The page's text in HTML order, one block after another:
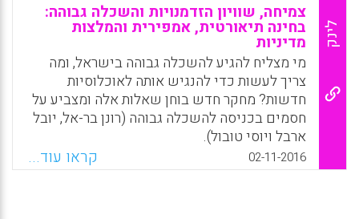
לינק
צמיחה, שוויון הזדמנויות והשכלה גבוהה:
בחינה תיאורטית, אמפירית והמלצות
מדיניות
מי מצליח להגיע להשכלה גבוהה בישראל, ומה
צריך לעשות כדי להנגיש אותה לאוכלוסיות
חדשות? מחקר חדש בוחן שאלות אלה ומצביע על
חסמים בכניסה להשכלה גבוהה (רונן בר-אל, יובל
ארבל ויוסי טובול).
WhatsApp
Facebook
Email
X 02-11-2016 קראו עוד...